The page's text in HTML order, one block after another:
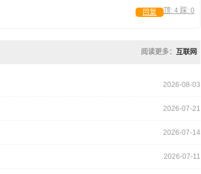
顶: 4 踩: 0
回复
阅读更多： 互联网
2026-08-03
2026-07-21
2026-07-14
2026-07-11